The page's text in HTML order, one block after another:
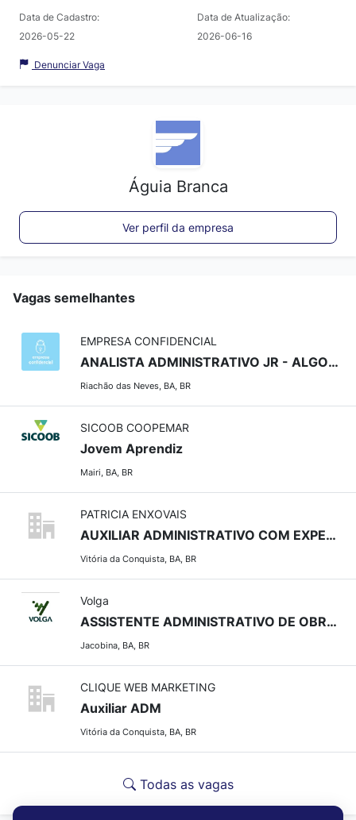
Data de Cadastro:
2026-05-22
Data de Atualização:
2026-06-16
Denunciar Vaga
Águia Branca
Ver perfil da empresa
Vagas semelhantes
EMPRESA CONFIDENCIAL
ANALISTA ADMINISTRATIVO JR - ALGODOEIRA
Riachão das Neves, BA, BR
SICOOB COOPEMAR
Jovem Aprendiz
Mairi, BA, BR
PATRICIA ENXOVAIS
AUXILIAR ADMINISTRATIVO COM EXPERIÊNCIA
Vitória da Conquista, BA, BR
Volga
ASSISTENTE ADMINISTRATIVO DE OBRAS - JACOBINA - BA
Jacobina, BA, BR
CLIQUE WEB MARKETING
Auxiliar ADM
Vitória da Conquista, BA, BR
Todas as vagas